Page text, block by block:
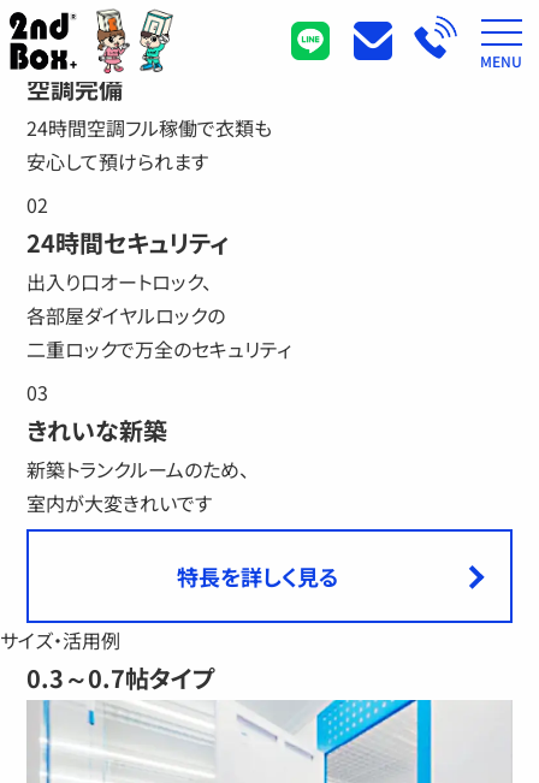
MENU
2ndBoxの特長
01
空調完備
24時間空調フル稼働で衣類も
安心して預けられます
02
24時間セキュリティ
出入り口オートロック、
各部屋ダイヤルロックの
二重ロックで万全のセキュリティ
03
きれいな新築
新築トランクルームのため、
室内が大変きれいです
特長を詳しく見る
サイズ・活用例
0.3～0.7帖タイプ